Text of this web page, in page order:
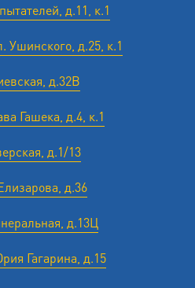
д.11, к.1
Ушинского, д.25, к.1
д.32В
Гашека, д.4, к.1
д.1/13
д.36
д.13Ц
Гагарина, д.15